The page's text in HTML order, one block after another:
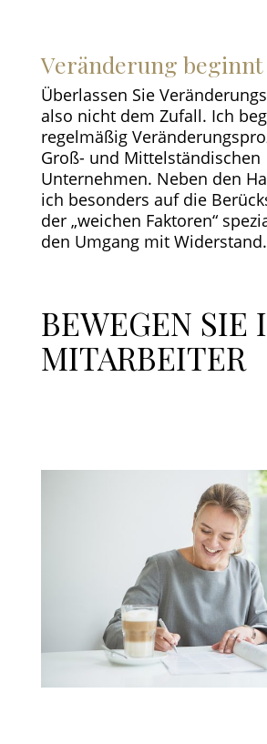
Veränderung
Überlassen Sie
also nicht dem Zufall. Ich
regelmäßig
Groß- und Mittelständischen
Unternehmen. Neben den
ich besonders auf die
der „weichen Faktoren“
den Umgang mit Widerstand.
BEWEGEN SIE
MITARBEITER